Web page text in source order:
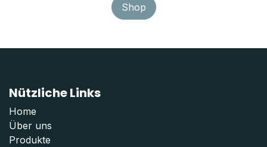
Shop
Nützliche Links
Home
Über uns
Produkte